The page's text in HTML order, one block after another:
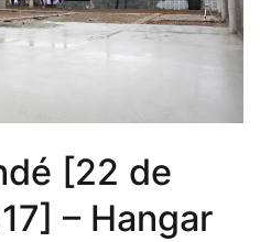
[22 de
– Hangar